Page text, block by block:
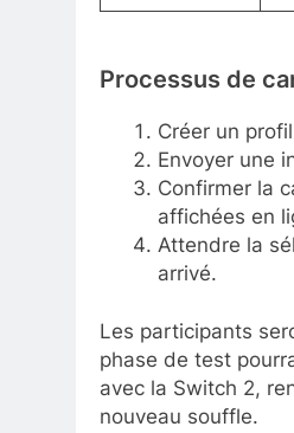
Processus de
Créer un
Envoyer une
Confirmer la
affichées en
Attendre la
arrivé.
Les participants
phase de test
avec la Switch 2,
nouveau souffle.